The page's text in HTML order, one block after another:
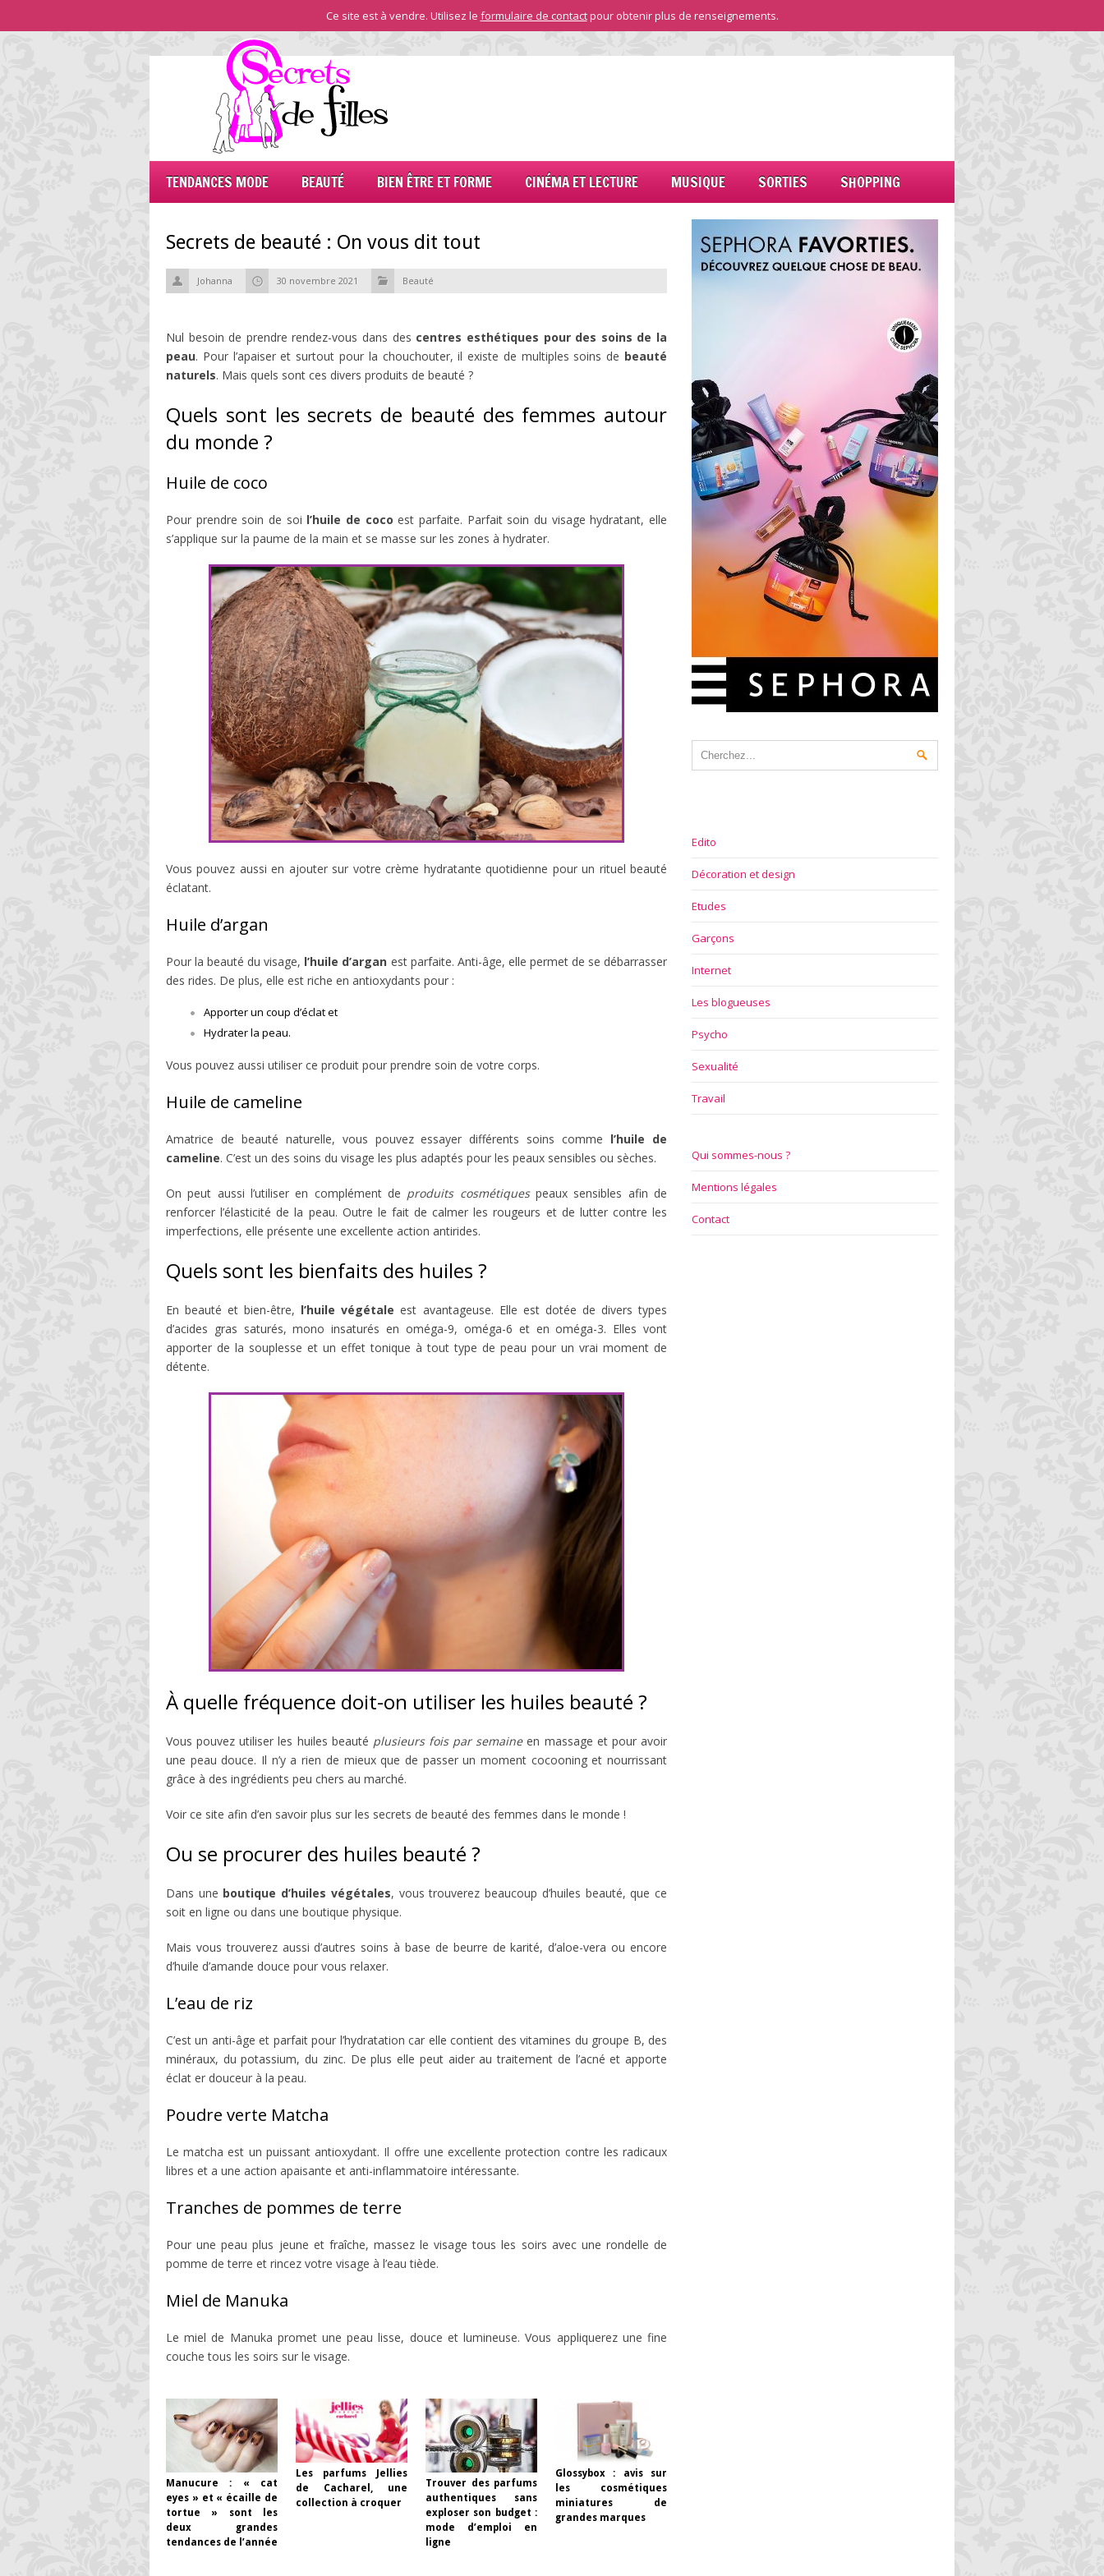
Ce site est à vendre. Utilisez le formulaire de contactpour obtenir plus de renseignements.
TENDANCES MODE BEAUTÉ BIEN ÊTRE ET FORME CINÉMA ET LECTURE MUSIQUE SORTIES SHOPPING
Secrets de beauté : On vous dit tout
Johanna 30 novembre 2021 Beauté
Nul besoin de prendre rendez-vous dans des centres esthétiques pour des soins de la
peau. Pour l’apaiser et surtout pour la chouchouter, il existe de multiples soins de beauté
naturels. Mais quels sont ces divers produits de beauté ?
Quels sont les secrets de beauté des femmes autour
du monde ?
Huile de coco
Pour prendre soin de soi l’huile de coco est parfaite. Parfait soin du visage hydratant, elle
s’applique sur la paume de la main et se masse sur les zones à hydrater.
Vous pouvez aussi en ajouter sur votre crème hydratante quotidienne pour un rituel beauté
éclatant.
Huile d’argan
Pour la beauté du visage, l’huile d’argan est parfaite. Anti-âge, elle permet de se débarrasser
des rides. De plus, elle est riche en antioxydants pour :
Apporter un coup d’éclat et
Hydrater la peau.
Vous pouvez aussi utiliser ce produit pour prendre soin de votre corps.
Huile de cameline
Amatrice de beauté naturelle, vous pouvez essayer différents soins comme l’huile de
cameline. C’est un des soins du visage les plus adaptés pour les peaux sensibles ou sèches.
On peut aussi l’utiliser en complément de produits cosmétiquespeaux sensibles afin de
renforcer l’élasticité de la peau. Outre le fait de calmer les rougeurs et de lutter contre les
imperfections, elle présente une excellente action antirides.
Quels sont les bienfaits des huiles ?
En beauté et bien-être, l’huile végétale est avantageuse. Elle est dotée de divers types
d’acides gras saturés, mono insaturés en oméga-9, oméga-6 et en oméga-3. Elles vont
apporter de la souplesse et un effet tonique à tout type de peau pour un vrai moment de
détente.
À quelle fréquence doit-on utiliser les huiles beauté ?
Vous pouvez utiliser les huiles beauté plusieurs fois par semaineen massage et pour avoir
une peau douce. Il n’y a rien de mieux que de passer un moment cocooning et nourrissant
grâce à des ingrédients peu chers au marché.
Voir ce site afin d’en savoir plus sur les secrets de beauté des femmes dans le monde !
Ou se procurer des huiles beauté ?
Dans une boutique d’huiles végétales, vous trouverez beaucoup d’huiles beauté, que ce
soit en ligne ou dans une boutique physique.
Mais vous trouverez aussi d’autres soins à base de beurre de karité, d’aloe-vera ou encore
d’huile d’amande douce pour vous relaxer.
L’eau de riz
C’est un anti-âge et parfait pour l’hydratation car elle contient des vitamines du groupe B, des
minéraux, du potassium, du zinc. De plus elle peut aider au traitement de l’acné et apporte
éclat er douceur à la peau.
Poudre verte Matcha
Le matcha est un puissant antioxydant. Il offre une excellente protection contre les radicaux
libres et a une action apaisante et anti-inflammatoire intéressante.
Tranches de pommes de terre
Pour une peau plus jeune et fraîche, massez le visage tous les soirs avec une rondelle de
pomme de terre et rincez votre visage à l’eau tiède.
Miel de Manuka
Le miel de Manuka promet une peau lisse, douce et lumineuse. Vous appliquerez une fine
couche tous les soirs sur le visage.
Manucure : « cat
eyes » et « écaille de
tortue » sont les
deux grandes
tendances de l’année
Les parfums Jellies
de Cacharel, une
collection à croquer
Trouver des parfums
authentiques sans
exploser son budget :
mode d’emploi en
ligne
Glossybox : avis sur
les cosmétiques
miniatures de
grandes marques
Edito
Décoration et design
Etudes
Garçons
Internet
Les blogueuses
Psycho
Sexualité
Travail
Qui sommes-nous ?
Mentions légales
Contact